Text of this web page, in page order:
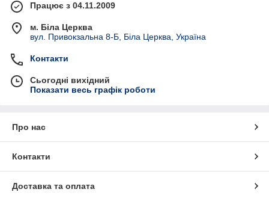
Працює з 04.11.2009
м. Біла Церква
вул. Привокзальна 8-Б, Біла Церква, Україна
Контакти
Сьогодні вихідний
Показати весь графік роботи
Про нас
Контакти
Доставка та оплата